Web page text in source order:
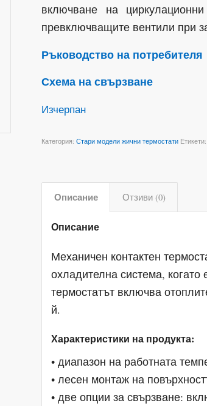
включване на
превключващите вентили при
Ръководство на потребителя
Схема на свързване
Изчерпан
Категория:Стари модели жични термостати
Описание Отзиви (0)
Описание
Механичен контактен
охладителна система,
термостатът включва
й.
Характеристики на продукта:
• диапазон на работната
• лесен монтаж на
• две опции за свързване: